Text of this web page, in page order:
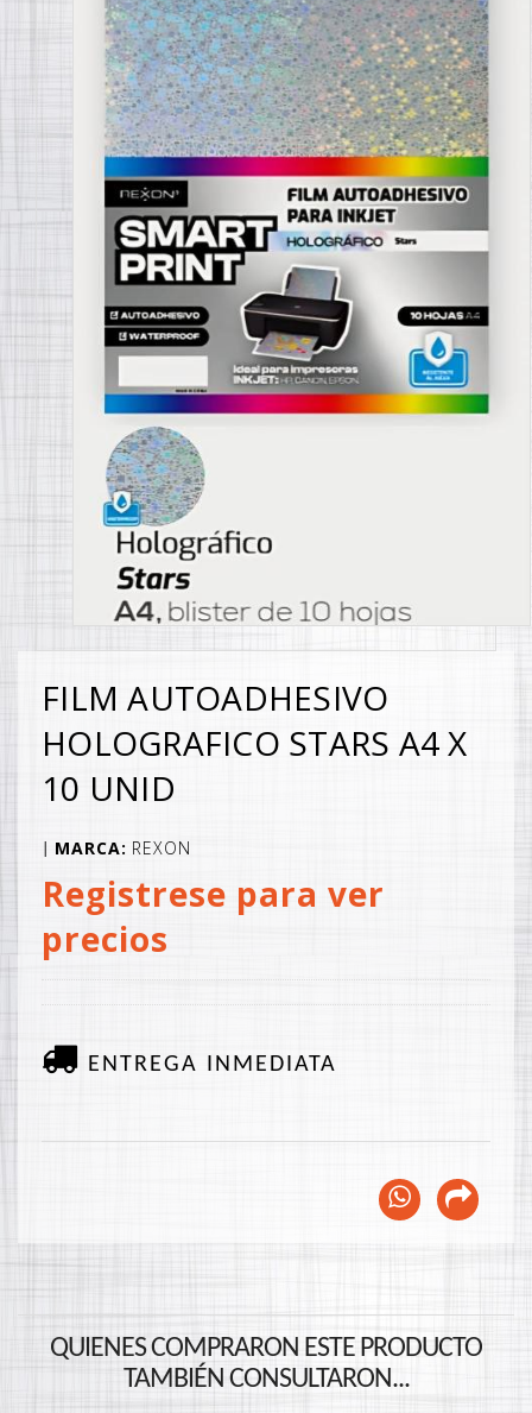
FILM AUTOADHESIVO
HOLOGRAFICO STARS A4 X
10 UNID
MARCA: REXON
Registrese para ver
precios
ENTREGA INMEDIATA
QUIENES COMPRARON ESTE PRODUCTO
TAMBIÉN CONSULTARON...